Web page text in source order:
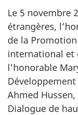
Le 5 novembre
étrangères,
de la
international et
l’honorable
Ahmed
Dialogue de